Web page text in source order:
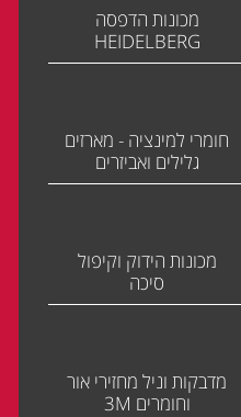
מכונות הדפסה
HEIDELBERG
חומרי למינציה - מארזים
גלילים ואביזרים
מכונות הידוק וקיפול
סיכה
מדבקות וניל מחזירי אור
וחומרים 3M